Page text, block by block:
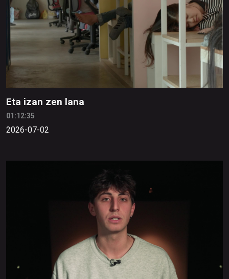
Eta izan zen lana
01:12:35
2026-07-02